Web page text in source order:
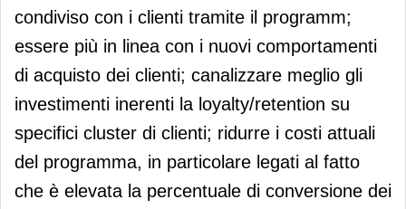
condiviso con i clienti tramite il programm;
essere più in linea con i nuovi comportamenti
di acquisto dei clienti; canalizzare meglio gli
investimenti inerenti la loyalty/retention su
specifici cluster di clienti; ridurre i costi attuali
del programma, in particolare legati al fatto
che è elevata la percentuale di conversione dei